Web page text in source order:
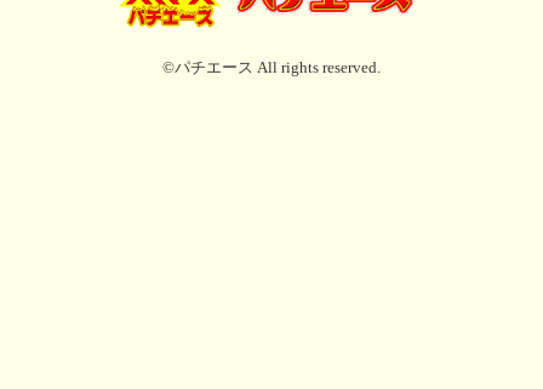
©パチエース All rights reserved.